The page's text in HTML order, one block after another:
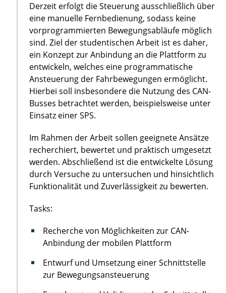
Derzeit erfolgt die Steuerung ausschließlich über
eine manuelle Fernbedienung, sodass keine
vorprogrammierten Bewegungsabläufe möglich
sind. Ziel der studentischen Arbeit ist es daher,
ein Konzept zur Anbindung an die Plattform zu
entwickeln, welches eine programmatische
Ansteuerung der Fahrbewegungen ermöglicht.
Hierbei soll insbesondere die Nutzung des CAN-
Busses betrachtet werden, beispielsweise unter
Einsatz einer SPS.
Im Rahmen der Arbeit sollen geeignete Ansätze
recherchiert, bewertet und praktisch umgesetzt
werden. Abschließend ist die entwickelte Lösung
durch Versuche zu untersuchen und hinsichtlich
Funktionalität und Zuverlässigkeit zu bewerten.
Tasks:
Recherche von Möglichkeiten zur CAN-
Anbindung der mobilen Plattform
Entwurf und Umsetzung einer Schnittstelle
zur Bewegungsansteuerung